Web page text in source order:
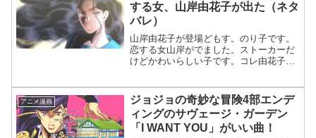
する女、山岸由花子が出た（ネタ
バレ）
山岸由花子が登場どもす。のり子です。
恋する女山岸がでました。ストーカーだ
けどかわいらしい子です。コレ由花子は
り、急に切れたりこわいけど一途です。
由花子、結構好き。こわすぎ...
アニメ漫画
ジョジョの奇妙な冒険4部エンデ
ィングのサヴェージ・ガーデン
「I WANT YOU」がいい曲！